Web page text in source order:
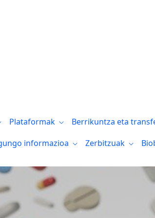
Plataformak Berrikuntza eta
informazioa Zerbitzuak